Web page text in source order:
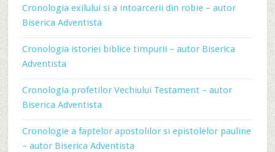
Cronologia exilului si a intoarcerii din robie – autor
Biserica Adventista
Cronologia istoriei biblice timpurii – autor Biserica
Adventista
Cronologia profetilor Vechiului Testament – autor
Biserica Adventista
Cronologie a faptelor apostolilor si epistolelor pauline
– autor Biserica Adventista